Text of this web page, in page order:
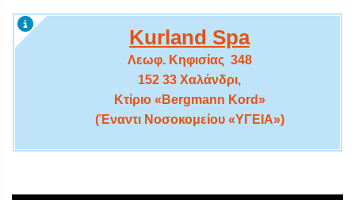
Kurland Spa
Λεωφ. Κηφισίας 348
152 33 Χαλάνδρι,
Κτίριο «Bergmann Kord»
(Έναντι Νοσοκομείου «ΥΓΕΙΑ»)